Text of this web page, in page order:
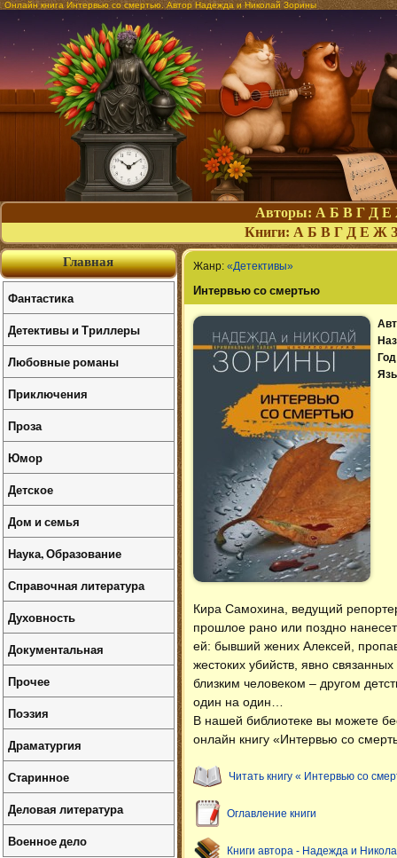
Онлайн книга Интервью со смертью. Автор Надежда и Николай Зорины
Авторы: А Б В Г Д Е
Книги: А Б В Г Д Е Ж З
Жанр: «Детективы»
Интервью со смертью
Кира Самохина, ведущий
прошлое рано или поздно
ей: бывший жених Алексей,
жестоких убийств, явно
близким человеком – другом
один на один…
В нашей библиотеке вы можете
онлайн книгу «Интервью со
Читать книгу « Интервью со
Оглавление книги
Книги автора - Надежда и
Главная
Фантастика
Детективы и Триллеры
Любовные романы
Приключения
Проза
Юмор
Детское
Дом и семья
Наука, Образование
Справочная литература
Духовность
Документальная
Прочее
Поэзия
Драматургия
Старинное
Деловая литература
Военное дело